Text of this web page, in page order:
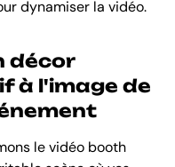
dynamiser la vidéo.
décor
à l'image de
le vidéo booth